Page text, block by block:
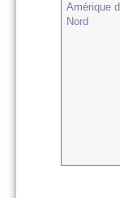
Amérique
Nord